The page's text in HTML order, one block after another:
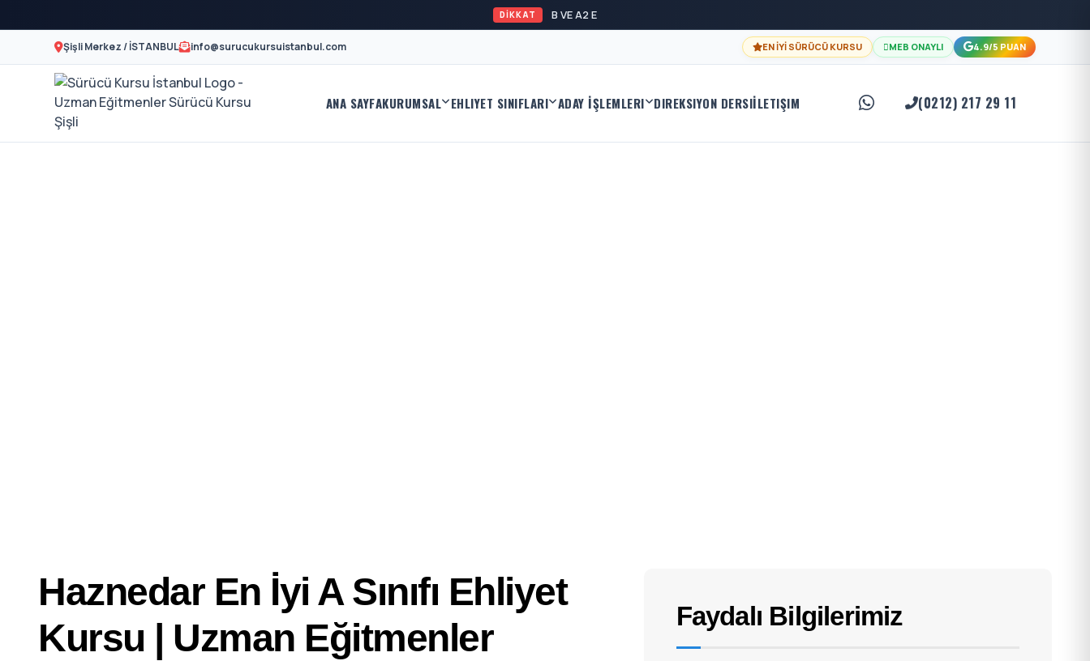
DİKKAT B VE A2 EHLİYET KAYITL
Şişli Merkez / İSTANBUL info@surucukursuistanbul.com EN İYİ SÜRÜCÜ KURSU MEB ONAYLI 4.9/5 PUAN
Sürücü
A2
ANA SAYFAKURUMSAL EHLIYET SINIFLARI ADAY İŞLEMLERI DIREKSIYON DERSIİLETIŞIM (0212) 217 29 11
Haznedar En İyi A Sınıfı Ehliyet
Kursu | Uzman Eğitmenler
Faydalı Bilgilerimiz